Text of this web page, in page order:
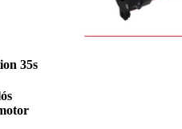
35s